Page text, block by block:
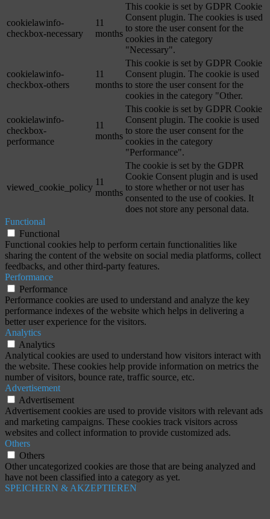
cookielawinfo-
checkbox-necessary
11
months
This cookie is set by GDPR Cookie
Consent plugin. The cookies is used
to store the user consent for the
cookies in the category
"Necessary".
cookielawinfo-
checkbox-others
11
months
This cookie is set by GDPR Cookie
Consent plugin. The cookie is used
to store the user consent for the
cookies in the category "Other.
cookielawinfo-
checkbox-
performance
11
months
This cookie is set by GDPR Cookie
Consent plugin. The cookie is used
to store the user consent for the
cookies in the category
"Performance".
viewed_cookie_policy
11
months
The cookie is set by the GDPR
Cookie Consent plugin and is used
to store whether or not user has
consented to the use of cookies. It
does not store any personal data.
Functional
Functional
Functional cookies help to perform certain functionalities like
sharing the content of the website on social media platforms, collect
feedbacks, and other third-party features.
Performance
Performance
Performance cookies are used to understand and analyze the key
performance indexes of the website which helps in delivering a
better user experience for the visitors.
Analytics
Analytics
Analytical cookies are used to understand how visitors interact with
the website. These cookies help provide information on metrics the
number of visitors, bounce rate, traffic source, etc.
Advertisement
Advertisement
Advertisement cookies are used to provide visitors with relevant ads
and marketing campaigns. These cookies track visitors across
websites and collect information to provide customized ads.
Others
Others
Other uncategorized cookies are those that are being analyzed and
have not been classified into a category as yet.
SPEICHERN & AKZEPTIEREN